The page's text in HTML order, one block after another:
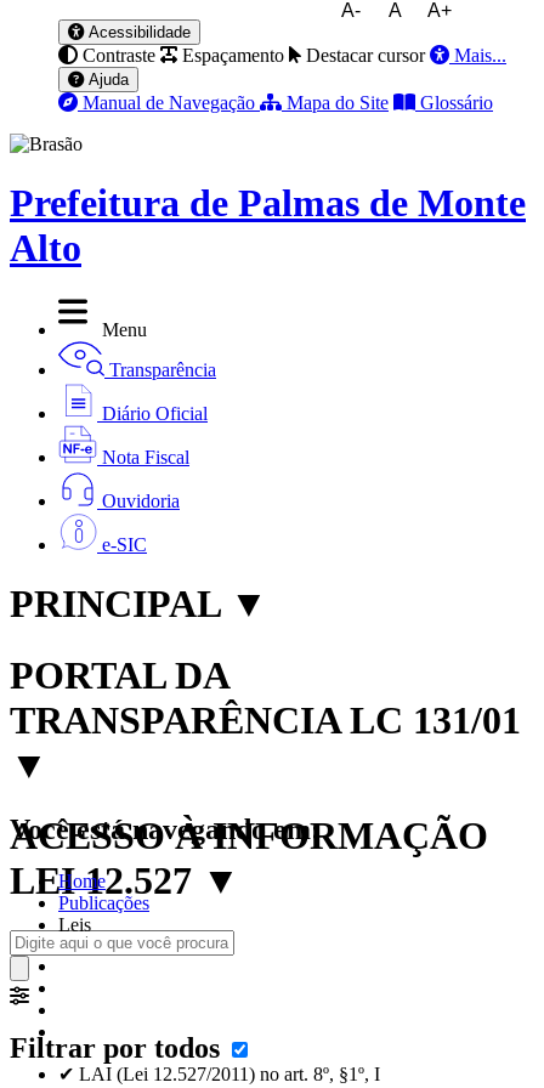
A- A A+
Acessibilidade
Contraste Espaçamento Destacar cursor Mais...
Ajuda
Manual de Navegação Mapa do Site Glossário
Prefeitura de Palmas de Monte
Alto
Menu
Transparência
Diário Oficial
Nota Fiscal
Ouvidoria
e-SIC
PRINCIPAL ▼
PORTAL DA
TRANSPARÊNCIA LC 131/01
▼
ACESSO À INFORMAÇÃO
LEI 12.527 ▼
Filtrar por todos
Você está navegando em:
Home
Publicações
Leis
✔ LAI (Lei 12.527/2011) no art. 8º, §1º, I